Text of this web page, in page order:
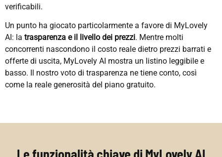
verificabili.
Un punto ha giocato particolarmente a favore di MyLovely
AI: la trasparenza e il livello dei prezzi. Mentre molti
concorrenti nascondono il costo reale dietro prezzi barrati e
offerte di uscita, MyLovely AI mostra un listino leggibile e
basso. Il nostro voto di trasparenza ne tiene conto, così
come la reale generosità del piano gratuito.
Le funzionalità chiave di MyLovely AI